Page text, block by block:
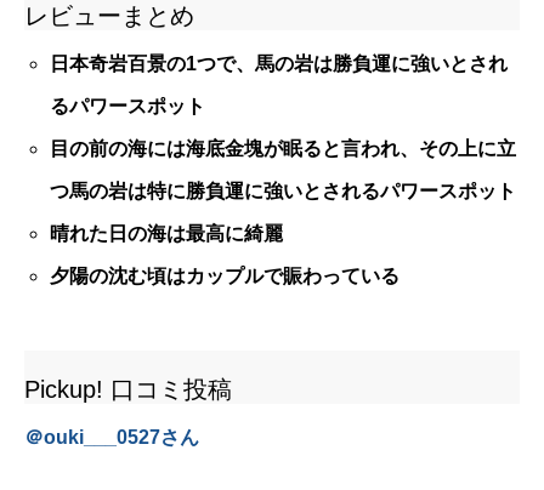
レビューまとめ
日本奇岩百景の1つで、馬の岩は勝負運に強いとされ
るパワースポット
目の前の海には海底金塊が眠ると言われ、その上に立
つ馬の岩は特に勝負運に強いとされるパワースポット
晴れた日の海は最高に綺麗
夕陽の沈む頃はカップルで賑わっている
Pickup! 口コミ投稿
＠ouki___0527さん